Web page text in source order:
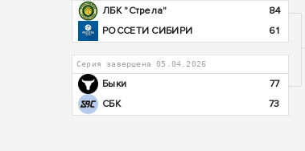
ЛБК "Стрела"
84
РОССЕТИ СИБИРИ
61
Серия завершена 05.04.2026
Быки
77
СБК
73